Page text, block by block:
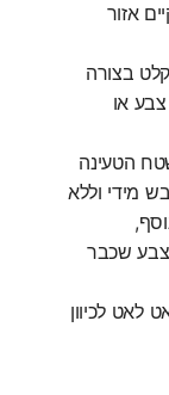
כי קיים אזור
בצורה
או
הטעינה
מידי וללא
שכבר
לכיוון